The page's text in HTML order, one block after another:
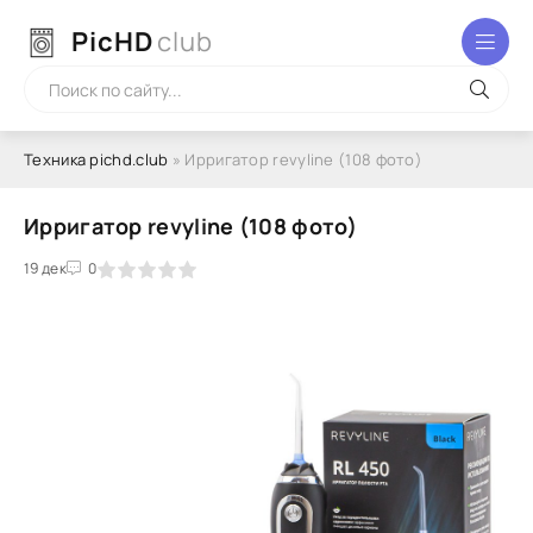
PicHDclub
Техника pichd.club » Ирригатор revyline (108 фото)
Ирригатор revyline (108 фото)
19 дек 0
3 4 5